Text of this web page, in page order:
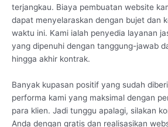
terjangkau. Biaya pembuatan website
dapat menyelaraskan dengan bujet dan
waktu ini. Kami ialah penyedia layanan
yang dipenuhi dengan tanggung-jawab
hingga akhir kontrak.
Banyak kupasan positif yang sudah
performa kami yang maksimal dengan
para klien. Jadi tunggu apalagi, silakan
Anda dengan gratis dan realisasikan